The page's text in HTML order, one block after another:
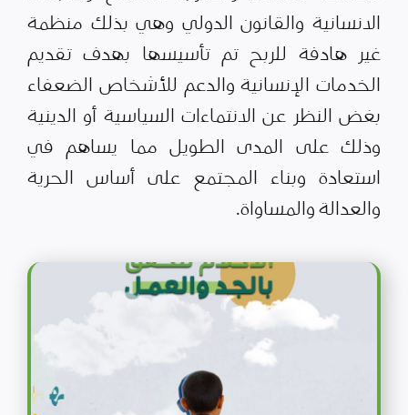
الانسانية والقانون الدولي وهي بذلك منظمة
غير هادفة للربح تم تأسيسها بهدف تقديم
الخدمات الإنسانية والدعم للأشخاص الضعفاء
بغض النظر عن الانتماءات السياسية أو الدينية
وذلك على المدى الطويل مما يساهم في
استعادة وبناء المجتمع على أساس الحرية
والعدالة والمساواة.